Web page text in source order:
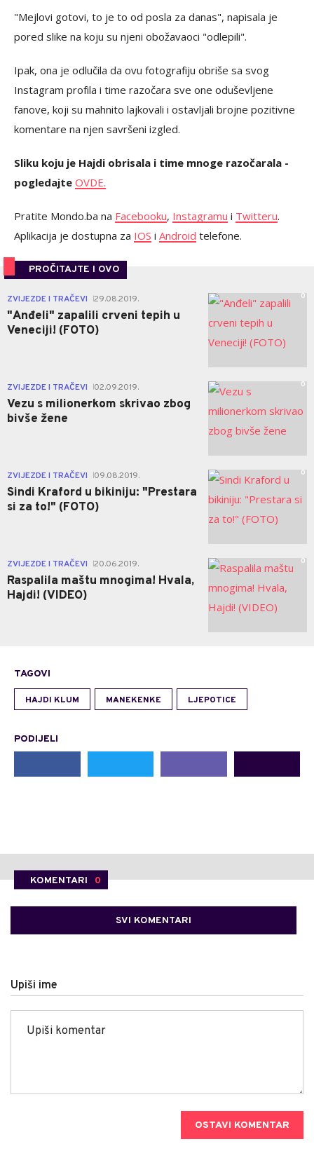
"Mejlovi gotovi, to je to od posla za danas", napisala je
pored slike na koju su njeni obožavaoci "odlepili".
Ipak, ona je odlučila da ovu fotografiju obriše sa svog
Instagram profila i time razočara sve one oduševljene
fanove, koji su mahnito lajkovali i ostavljali brojne pozitivne
komentare na njen savršeni izgled.
Sliku koju je Hajdi obrisala i time mnoge razočarala -
pogledajte OVDE.
Pratite Mondo.ba na Facebooku, Instagramu i Twitteru.
Aplikacija je dostupna za IOS i Android telefone.
PROČITAJTE I OVO
ZVIJEZDE I TRAČEVI 29.08.2019.
"Anđeli" zapalili crveni tepih u
Veneciji! (FOTO)
0
ZVIJEZDE I TRAČEVI 02.09.2019.
Vezu s milionerkom skrivao zbog
bivše žene
0
ZVIJEZDE I TRAČEVI 09.08.2019.
Sindi Kraford u bikiniju: "Prestara
si za to!" (FOTO)
0
ZVIJEZDE I TRAČEVI 20.06.2019.
Raspalila maštu mnogima! Hvala,
Hajdi! (VIDEO)
0
TAGOVI
HAJDI KLUM MANEKENKE LJEPOTICE
PODIJELI
KOMENTARI 0
SVI KOMENTARI
Upiši ime
OSTAVI KOMENTAR